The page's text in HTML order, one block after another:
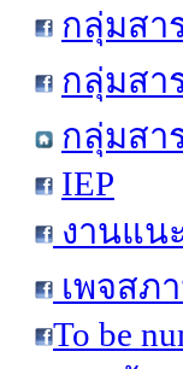
กลุ่มสา
กลุ่มสา
กลุ่มสา
IEP
งานแน
เพจสภ
To be